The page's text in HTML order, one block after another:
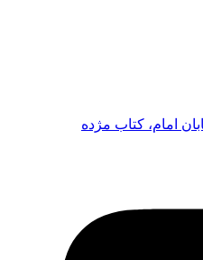
امام، کتاب مژده